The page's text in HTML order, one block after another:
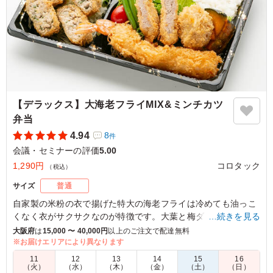
【デラックス】大海老フライMIX&ミンチカツ
弁当
4.94
8件
会議・セミナーの評価5.00
1,290円
（税込） コロタック
サイズ 普通
自家製の米粉の衣で揚げた特大の海老フライは冷めても油っこ
くなく衣がサクサクなのが特徴です。大葉と梅ダレを隠し味に
使ったサッパリと食べられるミンチカツと種類豊富な惣菜と一
緒にお召し上がり下さい。
※別途ソースがつきます。
…続きを見る
大阪府は15,000 〜 40,000円以上のご注文で配達無料
※お届けエリアにより異なります
11
（火）
12
（水）
13
（木）
14
（金）
15
（土）
16
（日）